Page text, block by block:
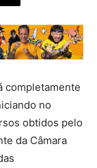
completamente
no
obtidos pelo
da Câmara